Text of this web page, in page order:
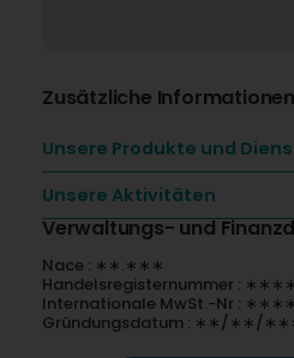
Zusätzliche Informationen
Unsere Produkte und
Unsere Aktivitäten
Verwaltungs- und
Nace : ∗∗.∗∗∗
Handelsregisternummer :
Internationale MwSt.-Nr :
Gründungsdatum : ∗∗/∗∗/